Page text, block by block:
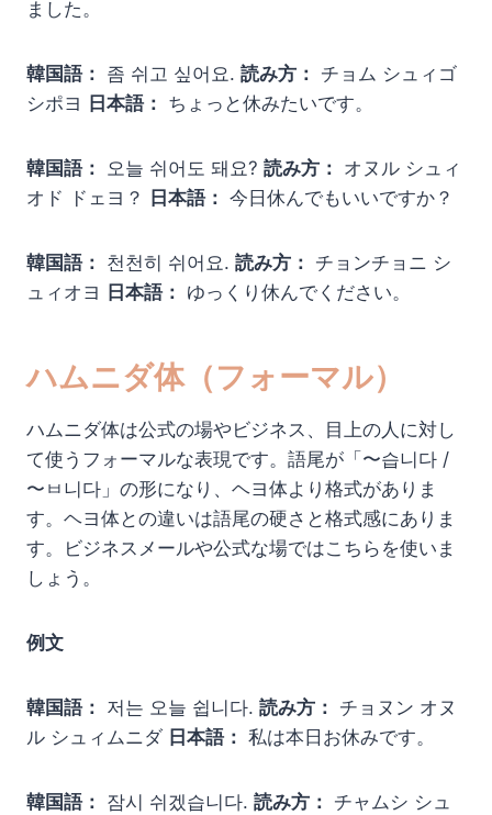
ました。
韓国語： 좀 쉬고 싶어요. 読み方： チョム シュィゴ
シポヨ 日本語： ちょっと休みたいです。
韓国語： 오늘 쉬어도 돼요? 読み方： オヌル シュィ
オド ドェヨ？
日本語： 今日休んでもいいですか？
韓国語： 천천히 쉬어요. 読み方： チョンチョニ シ
ュィオヨ 日本語： ゆっくり休んでください。
ハムニダ体（フォーマル）
ハムニダ体は公式の場やビジネス、目上の人に対し
て使うフォーマルな表現です。語尾が「〜습니다 /
〜ㅂ니다」の形になり、ヘヨ体より格式がありま
す。ヘヨ体との違いは語尾の硬さと格式感にありま
す。ビジネスメールや公式な場ではこちらを使いま
しょう。
例文
韓国語： 저는 오늘 쉽니다. 読み方： チョヌン オヌ
ル シュィムニダ 日本語： 私は本日お休みです。
韓国語： 잠시 쉬겠습니다. 読み方： チャムシ シュ